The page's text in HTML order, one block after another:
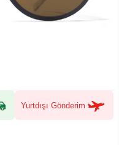
Yurtdışı Gönderim